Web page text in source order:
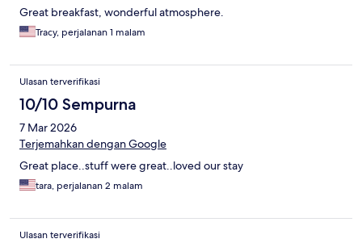
Great breakfast, wonderful atmosphere.
Tracy, perjalanan 1 malam
Ulasan terverifikasi
10/10 Sempurna
7 Mar 2026
Terjemahkan dengan Google
Great place..stuff were great..loved our stay
tara, perjalanan 2 malam
Ulasan terverifikasi